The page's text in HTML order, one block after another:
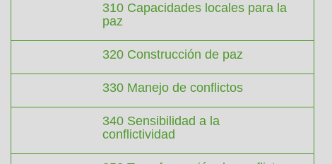
310 Capacidades locales para la
paz
320 Construcción de paz
330 Manejo de conflictos
340 Sensibilidad a la
conflictividad